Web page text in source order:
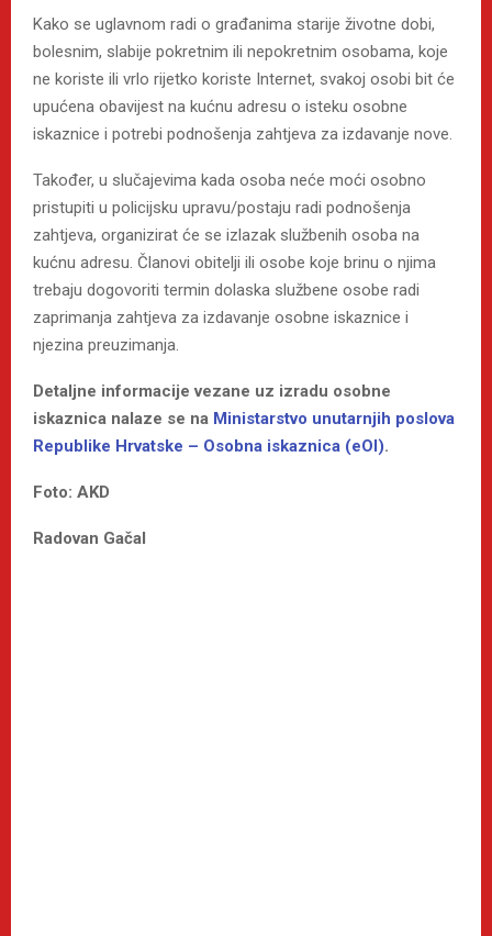
Kako se uglavnom radi o građanima starije životne dobi,
bolesnim, slabije pokretnim ili nepokretnim osobama, koje
ne koriste ili vrlo rijetko koriste Internet, svakoj osobi bit će
upućena obavijest na kućnu adresu o isteku osobne
iskaznice i potrebi podnošenja zahtjeva za izdavanje nove.
Također, u slučajevima kada osoba neće moći osobno
pristupiti u policijsku upravu/postaju radi podnošenja
zahtjeva, organizirat će se izlazak službenih osoba na
kućnu adresu. Članovi obitelji ili osobe koje brinu o njima
trebaju dogovoriti termin dolaska službene osobe radi
zaprimanja zahtjeva za izdavanje osobne iskaznice i
njezina preuzimanja.
Detaljne informacije vezane uz izradu osobne
iskaznica nalaze se na Ministarstvo unutarnjih poslova
Republike Hrvatske – Osobna iskaznica (eOI).
Foto: AKD
Radovan Gačal